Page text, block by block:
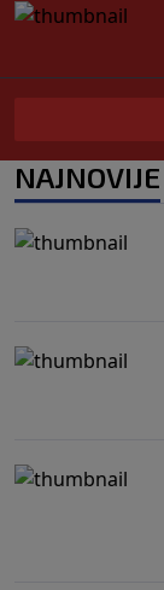
NAJNOVIJE